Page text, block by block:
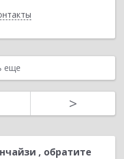
еще
>
, обратите